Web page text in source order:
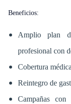
Beneficios:
Amplio plan
profesional con
Cobertura
Reintegro de
Campañas con